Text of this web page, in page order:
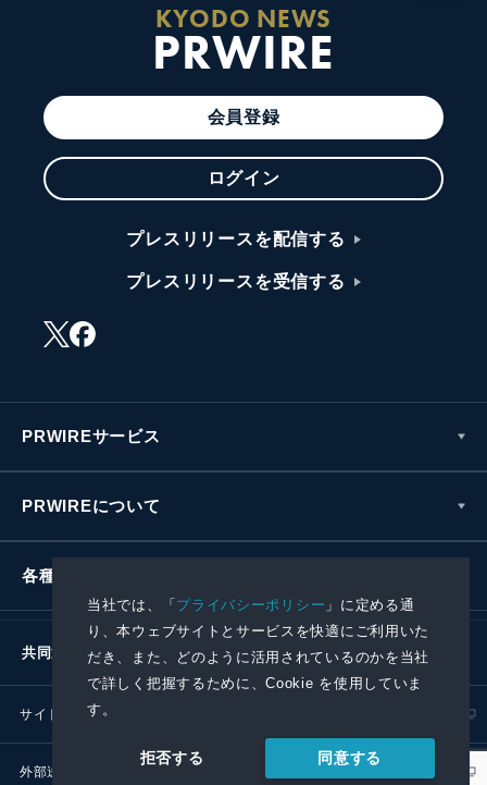
当社では、「プライバシーポリシー 」に定める通
り、本ウェブサイトとサービスを快適にご利用いた
だき、また、どのように活用されているのかを当社
で詳しく把握するために、Cookie を使用していま
す。
拒否する 同意する
KYODO NEWS
PRWIRE
会員登録
ログイン
プレスリリースを配信する
プレスリリースを受信する
PRWIREサービス
PRWIREについて
各種お問い合わせ
共同通信社グループ
サイトポリシー
外部送信ポリシー プレスリリース取扱基準